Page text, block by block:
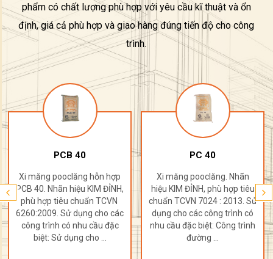
phẩm có chất lượng phù hợp với yêu cầu kĩ thuật và ổn
định, giá cả phù hợp và giao hàng đúng tiến độ cho công
trình.
PCB 40
Xi măng pooclăng hỗn hợp
PCB 40. Nhãn hiệu KIM ĐỈNH,
phù hợp tiêu chuẩn TCVN
6260:2009. Sử dụng cho các
công trình có nhu cầu đặc
biệt: Sử dụng cho ...
PC 40
Xi măng pooclăng. Nhãn
hiệu KIM ĐỈNH, phù hợp tiêu
chuẩn TCVN 7024 : 2013. Sử
dụng cho các công trình có
nhu cầu đặc biệt: Công trình
đường ...